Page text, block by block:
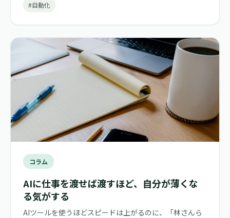
#自動化
コラム
AIに仕事を渡せば渡すほど、自分が薄くな
る気がする
AIツールを使うほどスピードは上がるのに、「林さんら